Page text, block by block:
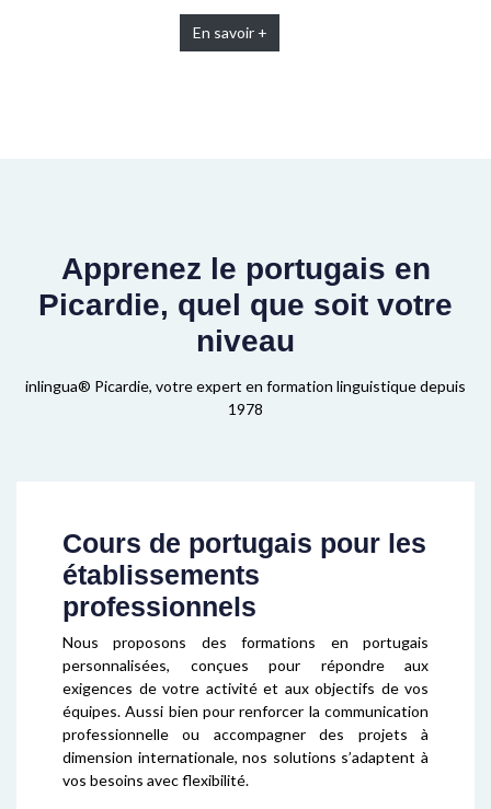
En savoir +
Apprenez le portugais en
Picardie, quel que soit votre
niveau
inlingua® Picardie, votre expert en formation linguistique depuis
1978
Cours de portugais pour les
établissements
professionnels
Nous proposons des formations en portugais
personnalisées, conçues pour répondre aux
exigences de votre activité et aux objectifs de vos
équipes. Aussi bien pour renforcer la communication
professionnelle ou accompagner des projets à
dimension internationale, nos solutions s’adaptent à
vos besoins avec flexibilité.